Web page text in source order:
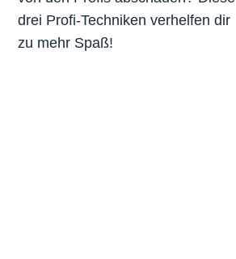
drei Profi-Techniken verhelfen dir
zu mehr Spaß!